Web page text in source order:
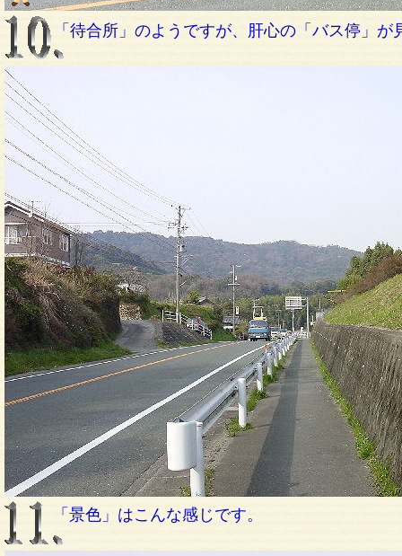
「待合所」のようですが、肝心の「バス停」が
「景色」はこんな感じです。